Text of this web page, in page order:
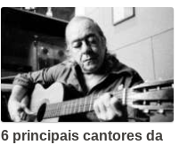
6 principais cantores da